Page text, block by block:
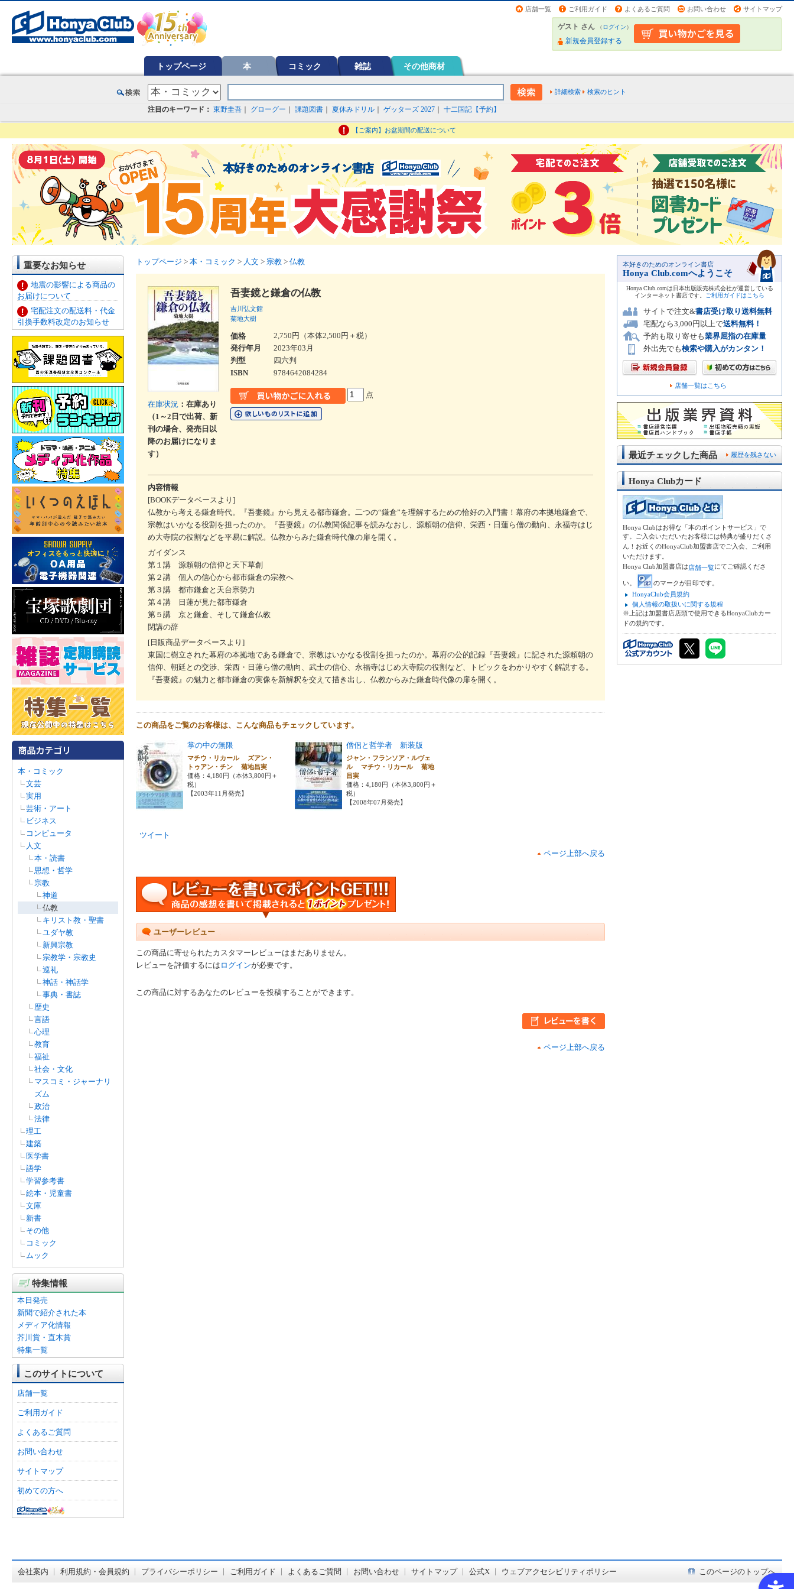
店舗一覧 ご利用ガイド よくあるご質問 お問い合わせ サイトマップ
ゲスト さん （ログイン）
新規会員登録する
トップページ 本 コミック 雑誌 その他商材
詳細検索 検索のヒント
注目のキーワード： 東野圭吾 グローグー 課題図書 夏休みドリル ゲッターズ 2027 十二国記【予約】
【ご案内】お盆期間の配送について
重要なお知らせ
地震の影響による商品の
お届けについて
宅配注文の配送料・代金
引換手数料改定のお知らせ
本・コミック
文芸
実用
芸術・アート
ビジネス
コンピュータ
人文
本・読書
思想・哲学
宗教
神道
仏教
キリスト教・聖書
ユダヤ教
新興宗教
宗教学・宗教史
巡礼
神話・神話学
事典・書誌
歴史
言語
心理
教育
福祉
社会・文化
マスコミ・ジャーナリ
ズム
政治
法律
理工
建築
医学書
語学
学習参考書
絵本・児童書
文庫
新書
その他
コミック
ムック
特集情報
本日発売
新聞で紹介された本
メディア化情報
芥川賞・直木賞
特集一覧
このサイトについて
店舗一覧
ご利用ガイド
よくあるご質問
お問い合わせ
サイトマップ
初めての方へ
トップページ > 本・コミック > 人文 > 宗教 > 仏教
在庫状況 ：在庫あり
（1～2日で出荷、新
刊の場合、発売日以
降のお届けになりま
す）
吾妻鏡と鎌倉の仏教
吉川弘文館
菊地大樹
価格
2,750円（本体2,500円＋税）
発行年月
2023年03月
判型
四六判
ISBN
9784642084284
点
内容情報
[BOOKデータベースより]
仏教から考える鎌倉時代。『吾妻鏡』から見える都市鎌倉。二つの“鎌倉”を理解するための恰好の入門書！幕府の本拠地鎌倉で、
宗教はいかなる役割を担ったのか。『吾妻鏡』の仏教関係記事を読みなおし、源頼朝の信仰、栄西・日蓮ら僧の動向、永福寺はじ
め大寺院の役割などを平易に解説。仏教からみた鎌倉時代像の扉を開く。
ガイダンス
第１講 源頼朝の信仰と天下草創
第２講 個人の信心から都市鎌倉の宗教へ
第３講 都市鎌倉と天台宗勢力
第４講 日蓮が見た都市鎌倉
第５講 京と鎌倉、そして鎌倉仏教
閉講の辞
[日販商品データベースより]
東国に樹立された幕府の本拠地である鎌倉で、宗教はいかなる役割を担ったのか。幕府の公的記録『吾妻鏡』に記された源頼朝の
信仰、朝廷との交渉、栄西・日蓮ら僧の動向、武士の信心、永福寺はじめ大寺院の役割など、トピックをわかりやすく解説する。
『吾妻鏡』の魅力と都市鎌倉の実像を新解釈を交えて描き出し、仏教からみた鎌倉時代像の扉を開く。
この商品をご覧のお客様は、こんな商品もチェックしています。
掌の中の無限
マチウ・リカール ズアン・
トゥアン・チン 菊地昌実
価格：4,180円（本体3,800円＋
税）
【2003年11月発売】
僧侶と哲学者 新装版
ジャン・フランソア・ルヴェ
ル マチウ・リカール 菊地
昌実
価格：4,180円（本体3,800円＋
税）
【2008年07月発売】
ツイート
ページ上部へ戻る
ユーザーレビュー
この商品に寄せられたカスタマーレビューはまだありません。
レビューを評価するには ログインが必要です。
この商品に対するあなたのレビューを投稿することができます。
ページ上部へ戻る
本好きのためのオンライン書店
Honya Club.comへようこそ
Honya Club.comは日本出版販売株式会社が運営している
インターネット書店です。
ご利用ガイドはこちら
サイトで注文&書店受け取り送料無料
宅配なら3,000円以上で送料無料！
予約も取り寄せも業界屈指の在庫量
外出先でも検索や購入がカンタン！
店舗一覧はこちら
履歴を残さない
最近チェックした商品
Honya Clubカード
Honya Clubはお得な「本のポイントサービス」で
す。ご入会いただいたお客様には特典が盛りだくさ
ん！お近くのHonyaClub加盟書店でご入会、ご利用
いただけます。
Honya Club加盟書店は店舗一覧にてご確認くださ
い。
のマークが目印です。
HonyaClub会員規約
個人情報の取扱いに関する規程
※上記は加盟書店店頭で使用できるHonyaClubカー
ドの規約です。
会社案内 利用規約・会員規約 プライバシーポリシー ご利用ガイド よくあるご質問 お問い合わせ サイトマップ 公式X ウェブアクセシビリティポリシー このページのトップへ